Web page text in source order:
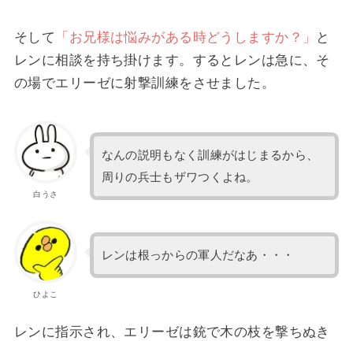
そして 「お兄様は悩みがある時どうしますか？」
と
レンに相談を持ち掛けます。するとレンは急に、そ
の場でエリーゼに射撃訓練をさせました。
白うさ
なんの説明もなく訓練がはじまるから、
周りの兵士もザワつくよね。
ひよこ
レンは根っからの軍人だなあ・・・
レンに指示され、エリーゼは銃で木の枝を撃ちぬき